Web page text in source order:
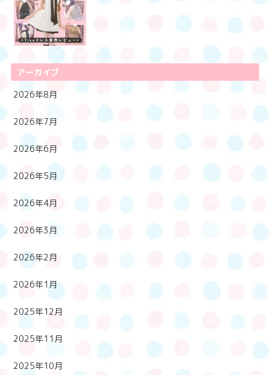
アーカイブ
2026年8月
2026年7月
2026年6月
2026年5月
2026年4月
2026年3月
2026年2月
2026年1月
2025年12月
2025年11月
2025年10月